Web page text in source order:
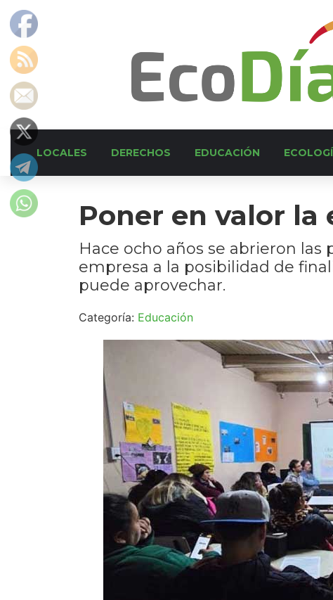
LOCALES DERECHOS EDUCACIÓN
Poner en valor la
Hace ocho años se abrieron
empresa a la posibilidad de
puede aprovechar.
Categoría: Educación